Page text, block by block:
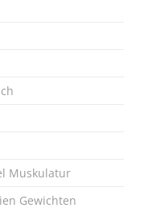
Muskulatur
Gewichten